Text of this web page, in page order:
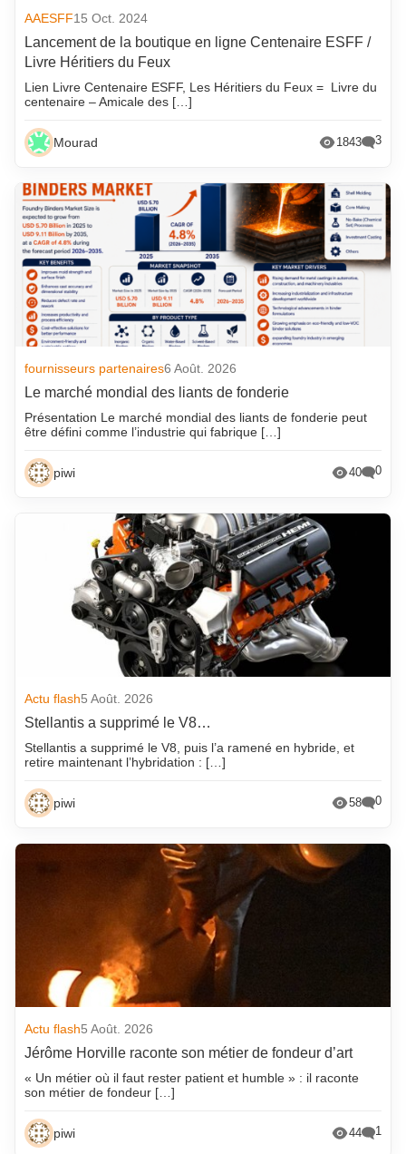
AAESFF15 Oct. 2024
Lancement de la boutique en ligne Centenaire ESFF /
Livre Héritiers du Feux
Lien Livre Centenaire ESFF, Les Héritiers du Feux = Livre du
centenaire – Amicale des […]
Mourad 1843 3
fournisseurs partenaires6 Août. 2026
Le marché mondial des liants de fonderie
Présentation Le marché mondial des liants de fonderie peut
être défini comme l’industrie qui fabrique […]
piwi 40 0
Actu flash5 Août. 2026
Stellantis a supprimé le V8…
Stellantis a supprimé le V8, puis l’a ramené en hybride, et
retire maintenant l’hybridation : […]
piwi 58 0
Actu flash5 Août. 2026
Jérôme Horville raconte son métier de fondeur d’art
« Un métier où il faut rester patient et humble » : il raconte
son métier de fondeur […]
piwi 44 1